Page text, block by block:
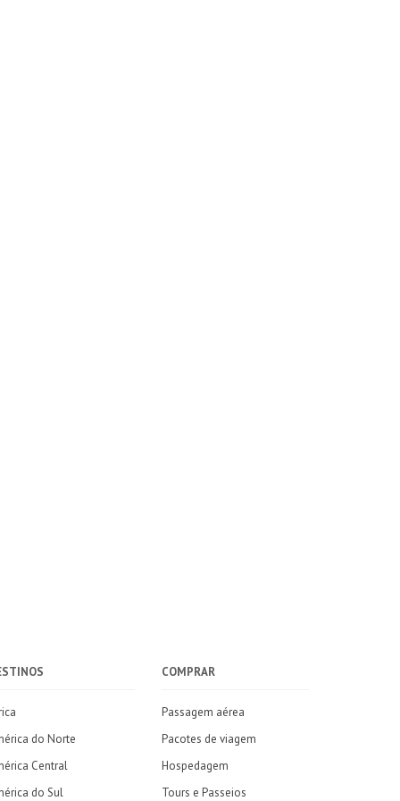
do Norte
Central
do Sul
COMPRAR
Passagem aérea
Pacotes de viagem
Hospedagem
Tours e Passeios